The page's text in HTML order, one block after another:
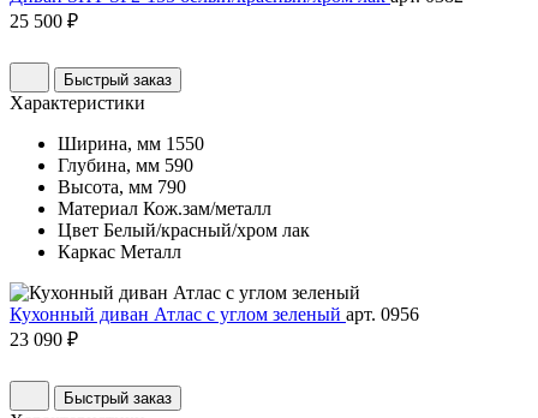
25 500 ₽
Быстрый заказ
Характеристики
Ширина, мм 1550
Глубина, мм 590
Высота, мм 790
Материал Кож.зам/металл
Цвет Белый/красный/хром лак
Каркас Металл
Кухонный диван Атлас с углом зеленый арт. 0956
23 090 ₽
Быстрый заказ